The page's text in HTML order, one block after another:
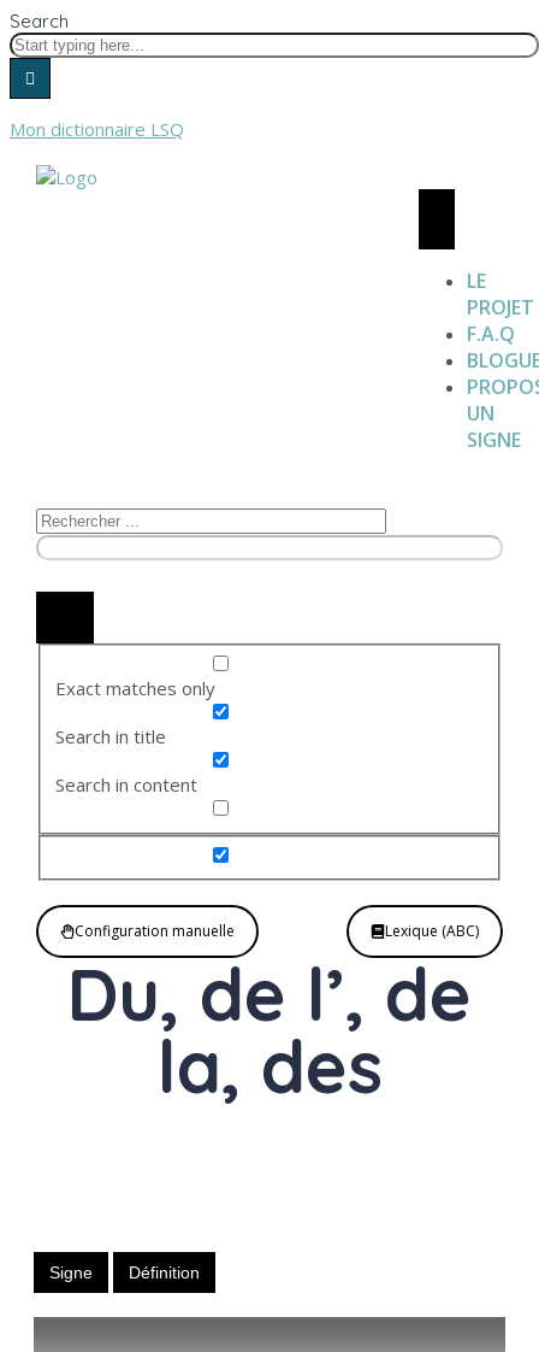
Search
Mon dictionnaire LSQ
LE
PROJET
F.A.Q
UN
SIGNE
Exact matches only
Search in title
Search in content
Configuration manuelle Lexique (ABC)
Du, de l’, de
la, des
Signe Définition